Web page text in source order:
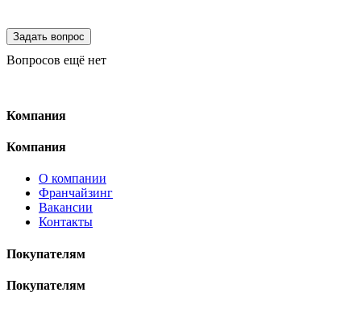
Вопросов ещё нет
Компания
Компания
О компании
Франчайзинг
Вакансии
Контакты
Покупателям
Покупателям